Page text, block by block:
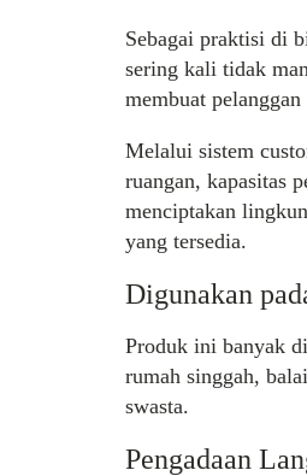
Sebagai praktisi di
sering kali tidak
membuat
Melalui sistem
ruangan, kapasitas
menciptakan
yang tersedia.
Digunakan
Produk ini banyak
rumah singgah,
swasta.
Pengadaan